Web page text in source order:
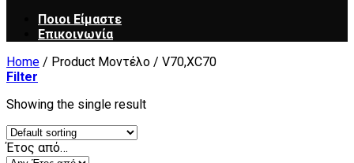
Ποιοι Είμαστε
Επικοινωνία
Home / Product Μοντέλο / V70,XC70
Filter
Showing the single result
Έτος από…